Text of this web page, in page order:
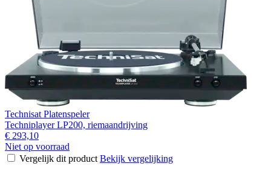
Technisat Platenspeler
Techniplayer LP200, riemaandrijving
€ 293,10
Niet op voorraad
Vergelijk dit product Bekijk vergelijking